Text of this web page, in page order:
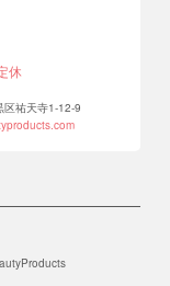
休
祐天寺1-12-9